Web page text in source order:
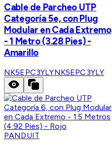
Cable de Parcheo UTP
Categoría 5e, con Plug
Modular en Cada Extremo
- 1 Metro (3.28 Pies) -
Amarillo
NK5EPC3YLYNK5EPC3YLY
PANDUIT